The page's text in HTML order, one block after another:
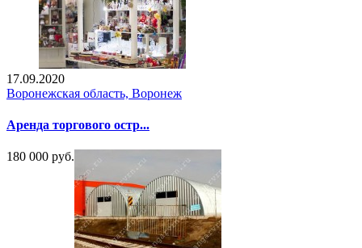
17.09.2020
Воронежская область, Воронеж
Аренда торгового остр...
180 000 руб.